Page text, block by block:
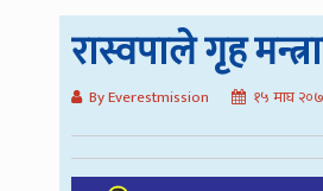
रास्वपाले गृह
By Everestmission १५ माघ